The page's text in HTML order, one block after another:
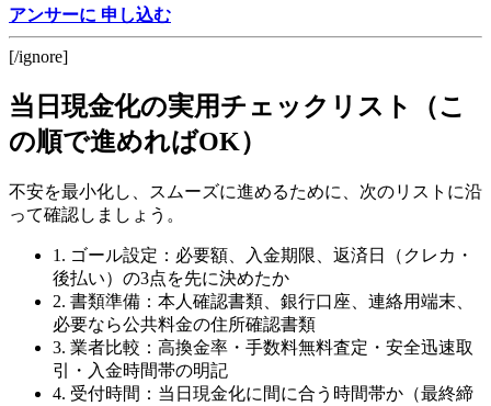
アンサーに 申し込む
[/ignore]
当日現金化の実用チェックリスト（こ
の順で進めればOK）
不安を最小化し、スムーズに進めるために、次のリストに沿
って確認しましょう。
1. ゴール設定：必要額、入金期限、返済日（クレカ・
後払い）の3点を先に決めたか
2. 書類準備：本人確認書類、銀行口座、連絡用端末、
必要なら公共料金の住所確認書類
3. 業者比較：高換金率・手数料無料査定・安全迅速取
引・入金時間帯の明記
4. 受付時間：当日現金化に間に合う時間帯か（最終締